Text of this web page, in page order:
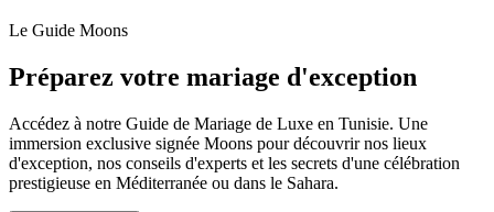
Le Guide Moons
Préparez votre mariage d'exception
Accédez à notre Guide de Mariage de Luxe en Tunisie. Une
immersion exclusive signée Moons pour découvrir nos lieux
d'exception, nos conseils d'experts et les secrets d'une célébration
prestigieuse en Méditerranée ou dans le Sahara.